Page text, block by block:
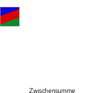
Zwischensumme